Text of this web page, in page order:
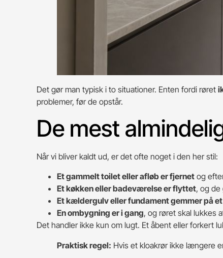
Det gør man typisk i to situationer. Enten fordi røret
problemer, før de opstår.
De mest
Når vi bliver kaldt ud, er det ofte noget i den her stil:
Et gammelt toilet eller afløb er fjernet og
Et køkken eller badeværelse er flyttet, og de
Et kældergulv eller fundament gemmer på
En ombygning er i gang, og røret skal lukkes
Det handler ikke kun om lugt. Et åbent eller forkert
Praktisk regel: Hvis et kloakrør ikke længere